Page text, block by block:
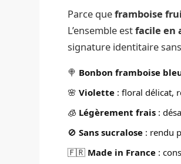
Parce queframboise
L’ensemble estfacile en
signature identitaire
🍭 Bonbon framboise
🌸Violette : floral délicat,
🧊 Légèrement frais :
🚫Sans sucralose : rendu
🇫🇷 Made in France :